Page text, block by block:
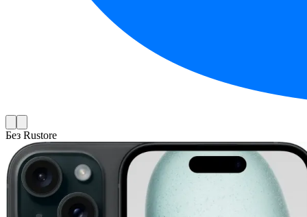
Без Rustore